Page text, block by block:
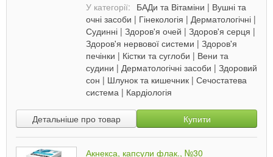
У категорії: БАДи та Вітаміни | Вушні та
очні засоби | Гінекологія | Дерматологічні |
Судинні | Здоров'я очей | Здоров'я серця |
Здоров'я нервової системи | Здоров'я
печінки | Кістки та суглоби | Вени та
судини | Дерматологічні засоби | Здоровий
сон | Шлунок та кишечник | Сечостатева
система | Кардіологія
Детальніше про товар Купити
Акнекса, капсули флак., №30